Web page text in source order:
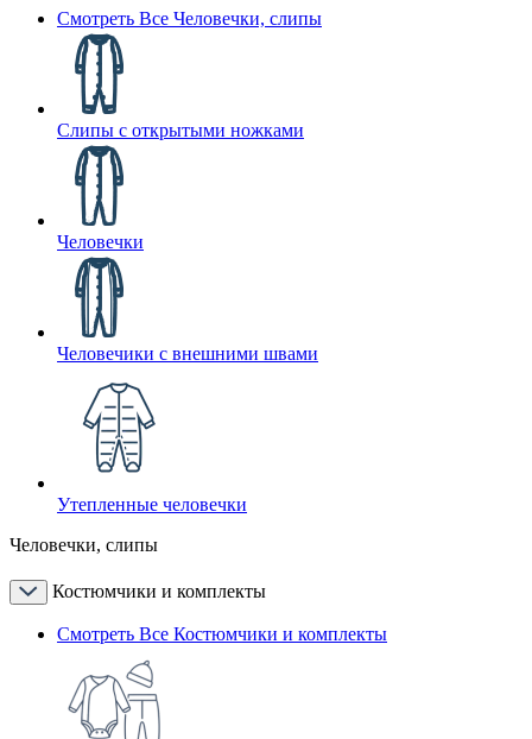
Смотреть Все Человечки, слипы
Слипы с открытыми ножками
Человечки
Человечики с внешними швами
Утепленные человечки
Человечки, слипы
Костюмчики и комплекты
Смотреть Все Костюмчики и комплекты